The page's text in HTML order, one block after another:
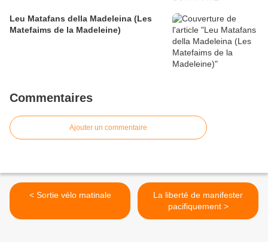
Leu Matafans della Madeleina (Les
Matefaims de la Madeleine)
Commentaires
Ajouter un commentaire
< Sortie vélo matinale
La liberté de manifester
pacifiquement >